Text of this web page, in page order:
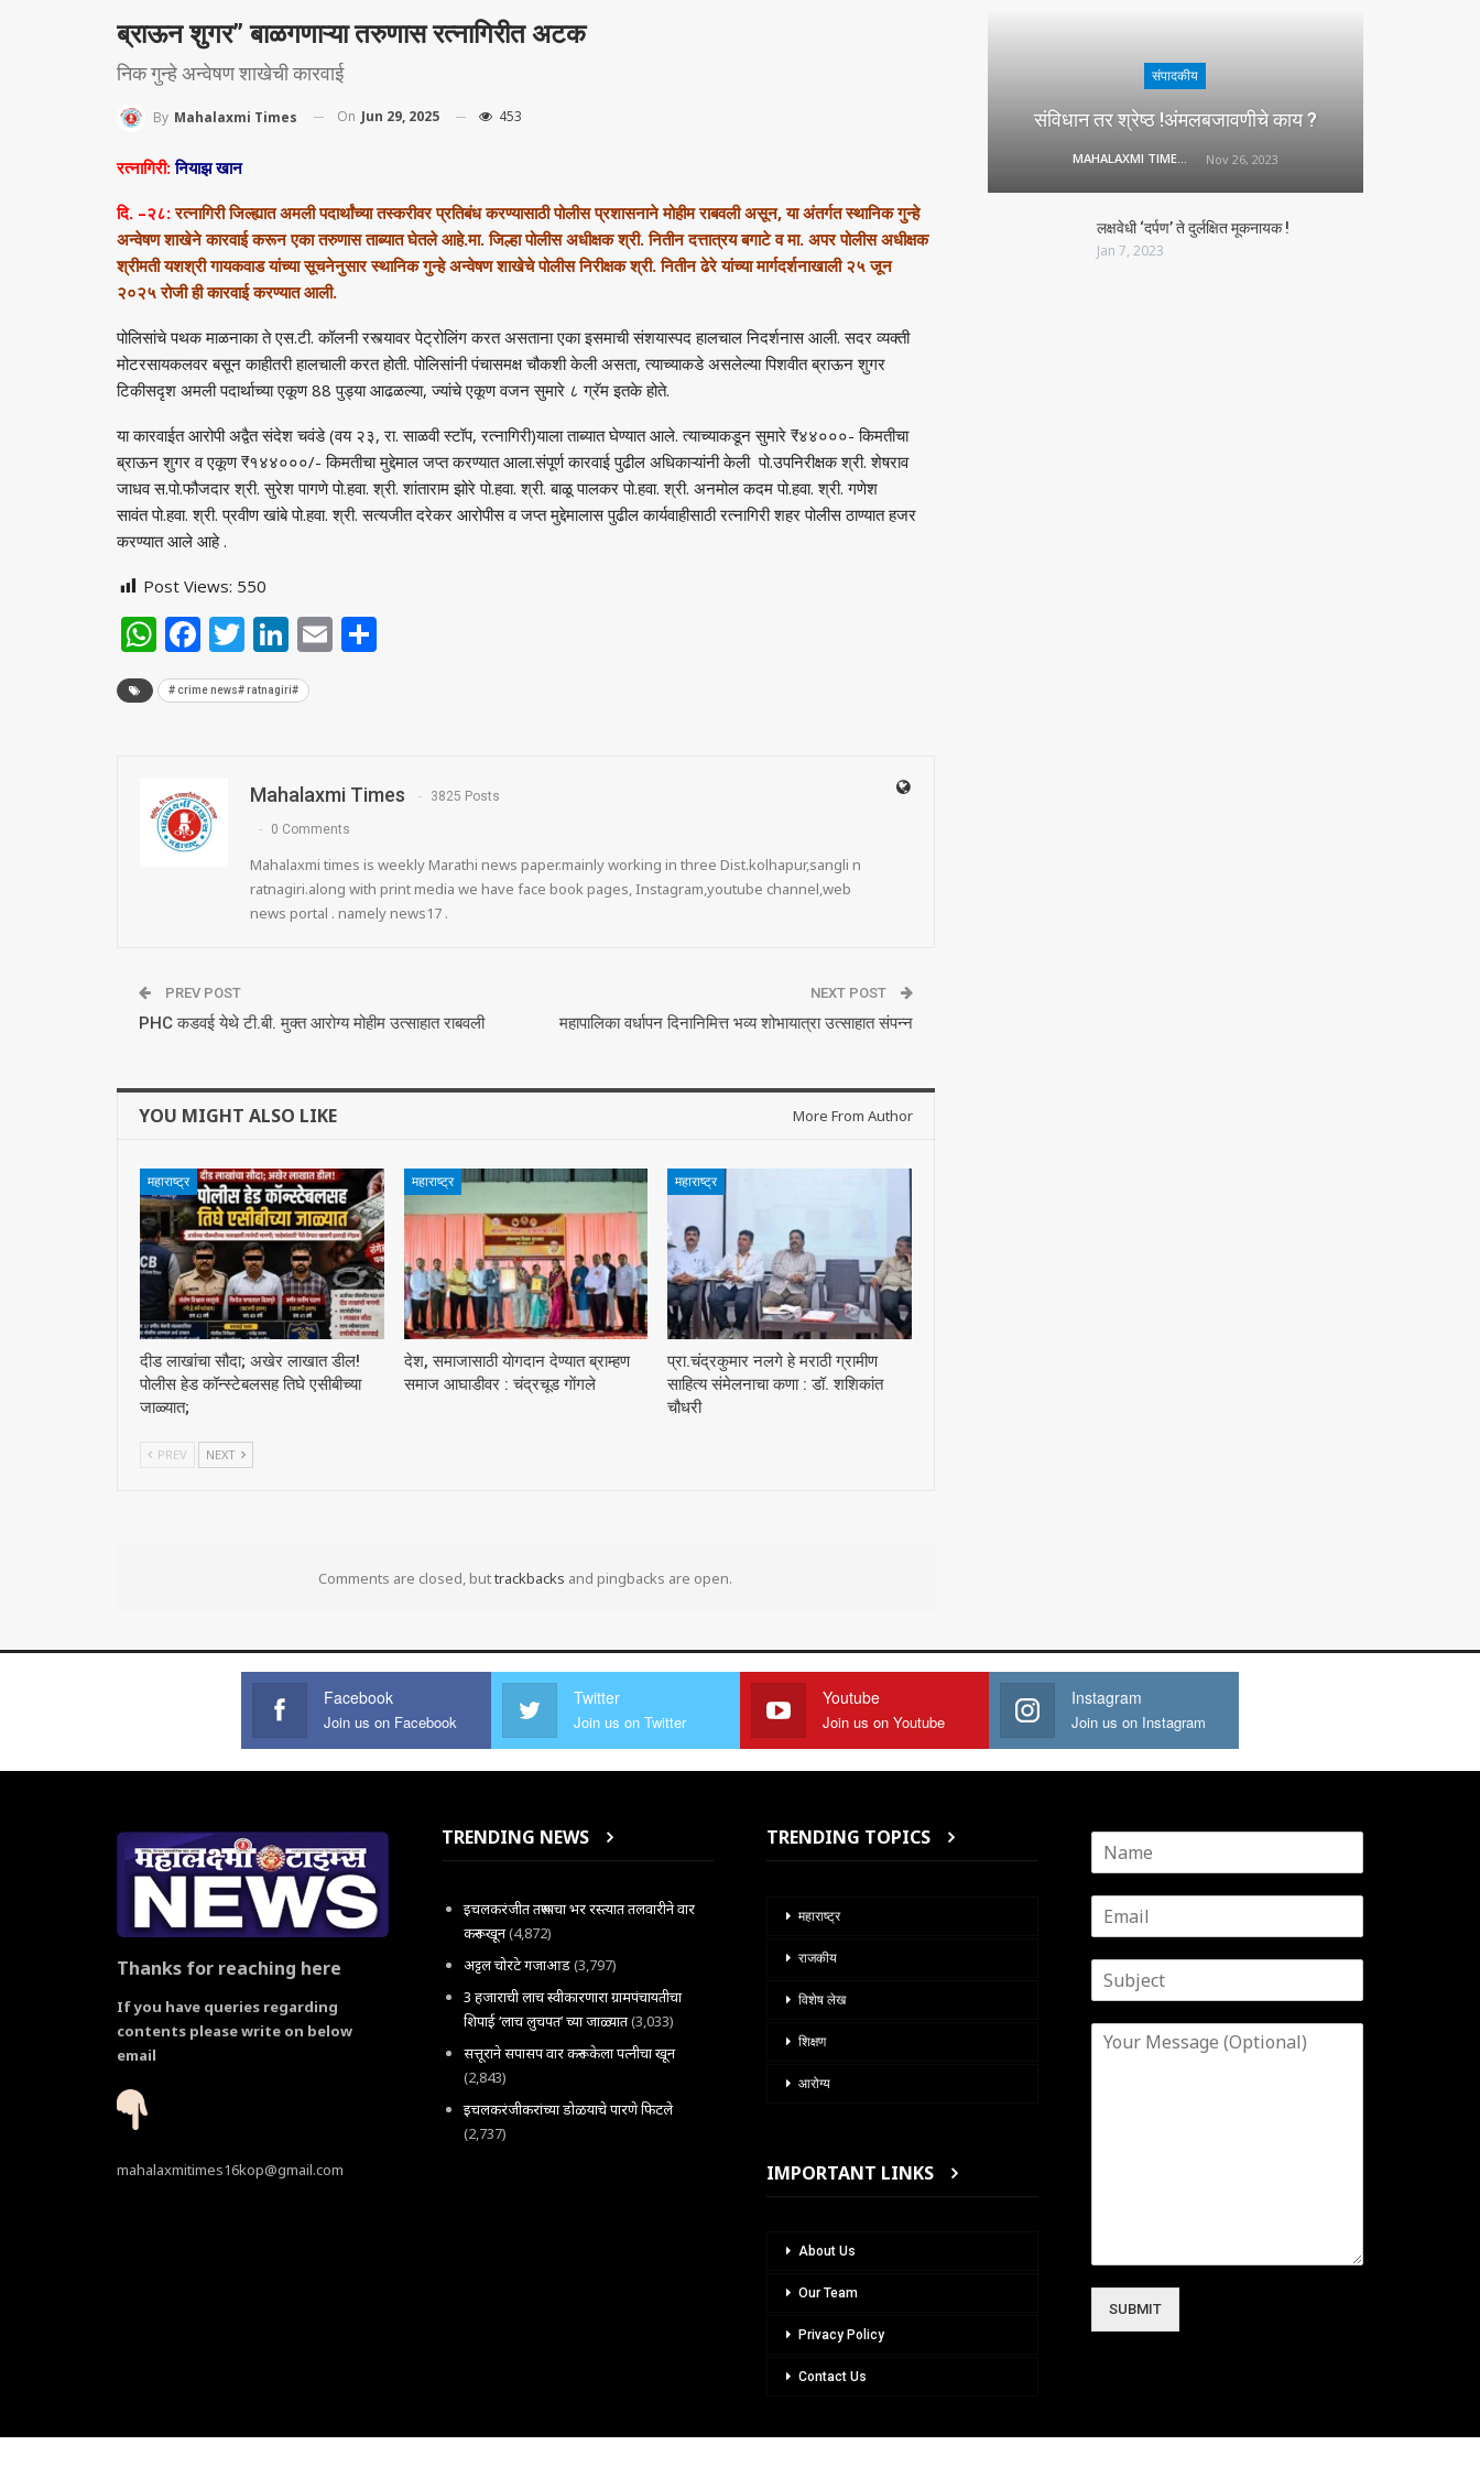
ब्राऊन शुगर” बाळगणाऱ्या तरुणास रत्नागिरीत अटक
निक गुन्हे अन्वेषण शाखेची कारवाई
By Mahalaxmi Times On Jun 29, 2025 453
रत्नागिरी: नियाझ खान
दि. –२८:रत्नागिरी जिल्ह्यात अमली पदार्थांच्या तस्करीवर प्रतिबंध करण्यासाठी पोलीस प्रशासनाने मोहीम राबवली असून, या अंतर्गत स्थानिक गुन्हे
अन्वेषण शाखेने कारवाई करून एका तरुणास ताब्यात घेतले आहे.मा. जिल्हा पोलीस अधीक्षक श्री. नितीन दत्तात्रय बगाटे व मा. अपर पोलीस अधीक्षक
श्रीमती यशश्री गायकवाड यांच्या सूचनेनुसार स्थानिक गुन्हे अन्वेषण शाखेचे पोलीस निरीक्षक श्री. नितीन ढेरे यांच्या मार्गदर्शनाखाली २५ जून
२०२५ रोजी ही कारवाई करण्यात आली.
पोलिसांचे पथक माळनाका ते एस.टी. कॉलनी रस्त्यावर पेट्रोलिंग करत असताना एका इसमाची संशयास्पद हालचाल निदर्शनास आली. सदर व्यक्ती
मोटरसायकलवर बसून काहीतरी हालचाली करत होती. पोलिसांनी पंचासमक्ष चौकशी केली असता, त्याच्याकडे असलेल्या पिशवीत ब्राऊन शुगर
टिकीसदृश अमली पदार्थाच्या एकूण 88 पुड्या आढळल्या, ज्यांचे एकूण वजन सुमारे ८ ग्रॅम इतके होते.
या कारवाईत आरोपी अद्वैत संदेश चवंडे (वय २३, रा. साळवी स्टॉप, रत्नागिरी)याला ताब्यात घेण्यात आले. त्याच्याकडून सुमारे ₹४४०००- किमतीचा
ब्राऊन शुगर व एकूण ₹१४४०००/- किमतीचा मुद्देमाल जप्त करण्यात आला.संपूर्ण कारवाई पुढील अधिकाऱ्यांनी केली पो.उपनिरीक्षक श्री. शेषराव
जाधव स.पो.फौजदार श्री. सुरेश पागणे पो.हवा. श्री. शांताराम झोरे पो.हवा. श्री. बाळू पालकर पो.हवा. श्री. अनमोल कदम पो.हवा. श्री. गणेश
सावंत पो.हवा. श्री. प्रवीण खांबे पो.हवा. श्री. सत्यजीत दरेकर आरोपीस व जप्त मुद्देमालास पुढील कार्यवाहीसाठी रत्नागिरी शहर पोलीस ठाण्यात हजर
करण्यात आले आहे .
Post Views: 550
WhatsApp
Facebook
Twitter
LinkedIn
Email
# crime news# ratnagiri#
Mahalaxmi Times 3825 Posts
0 Comments
Mahalaxmi times is weekly Marathi news paper.mainly working in three Dist.kolhapur,sangli n
ratnagiri.along with print media we have face book pages, Instagram,youtube channel,web
news portal . namely news17 .
PREV POST
PHC कडवई येथे टी.बी. मुक्त आरोग्य मोहीम उत्साहात राबवली
NEXT POST
महापालिका वर्धापन दिनानिमित्त भव्य शोभायात्रा उत्साहात संपन्न
YOU MIGHT ALSO LIKE More From Author
महाराष्ट्र
दीड लाखांचा सौदा; अखेर लाखात डील!
पोलीस हेड कॉन्स्टेबलसह तिघे एसीबीच्या
जाळ्यात;
महाराष्ट्र
देश, समाजासाठी याेगदान देण्यात ब्राम्हण
समाज आघाडीवर : चंद्रचूड गाेंगले
महाराष्ट्र
प्रा.चंद्रकुमार नलगे हे मराठी ग्रामीण
साहित्य संमेलनाचा कणा : डॉ. शशिकांत
चौधरी
PREV NEXT
Comments are closed, buttrackbacks and pingbacks are open.
संपादकीय
संविधान तर श्रेष्ठ !अंमलबजावणीचे काय ?
MAHALAXMI TIMES Nov 26, 2023
लक्षवेधी ‘दर्पण’ ते दुर्लक्षित मूकनायक !
Jan 7, 2023
Facebook
Join us on Facebook
Twitter
Join us on Twitter
Youtube
Join us on Youtube
Instagram
Join us on Instagram
Thanks for reaching here
If you have queries regarding
contents please write on below
email
mahalaxmitimes16kop@gmail.com
TRENDING NEWS
इचलकरंजीत तरूणाचा भर रस्त्यात तलवारीने वार
करून खून(4,872)
अट्टल चोरटे गजाआड(3,797)
3 हजाराची लाच स्वीकारणारा ग्रामपंचायतीचा
शिपाई ‘लाच लुचपत’ च्या जाळ्यात(3,033)
सत्तूराने सपासप वार करून केला पत्नीचा खून
(2,843)
इचलकरंजीकरांच्या डोळयाचे पारणे फिटले
(2,737)
TRENDING TOPICS
महाराष्ट्र
राजकीय
विशेष लेख
शिक्षण
आरोग्य
IMPORTANT LINKS
About Us
Our Team
Privacy Policy
Contact Us
SUBMIT